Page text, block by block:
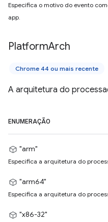
Especifica o motivo do evento
app.
PlatformArch
Chrome 44 ou mais recente
A arquitetura do
ENUMERAÇÃO
"arm"
Especifica a arquitetura do
"arm64"
Especifica a arquitetura do
"x86-32"